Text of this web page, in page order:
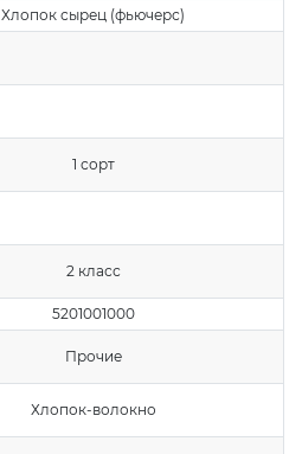
Хлопок сырец (фьючерс)
1 сорт
2 класс
5201001000
Прочие
Хлопок-волокно